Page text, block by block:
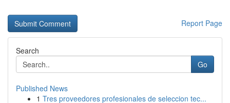
Report Page
Search
Go
Published News
1 Tres proveedores profesionales de seleccion tec...